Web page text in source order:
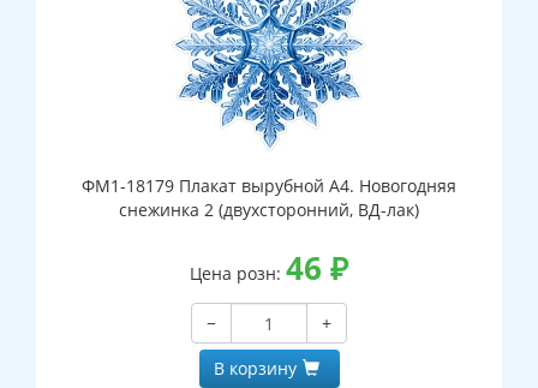
ФМ1-18179 Плакат вырубной А4. Новогодняя
снежинка 2 (двухсторонний, ВД-лак)
Цена розн: 46 ₽
−
+
В корзину